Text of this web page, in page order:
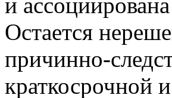
Остается
причинно-
краткосрочной